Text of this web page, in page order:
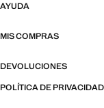
AYUDA
MIS COMPRAS
DEVOLUCIONES
POLÍTICA DE